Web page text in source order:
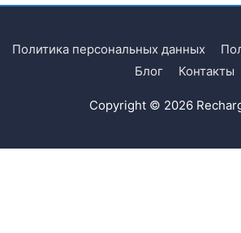
Политика персональных данных
Блог
Контакты
Copyright © 2026